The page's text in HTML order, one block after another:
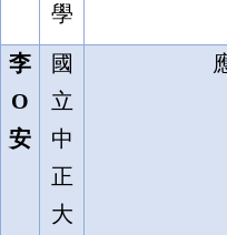
學
李
O
安
國
立
中
正
大